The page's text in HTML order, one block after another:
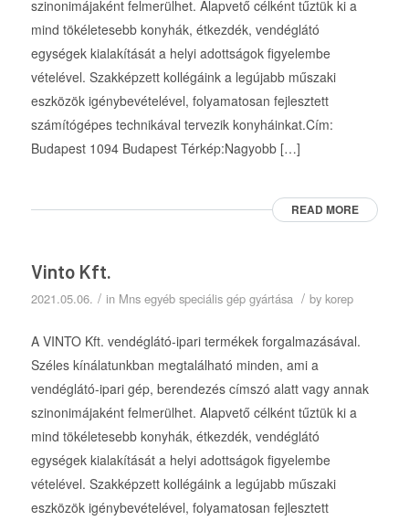
szinonimájaként felmerülhet. Alapvető célként tűztük ki a
mind tökéletesebb konyhák, étkezdék, vendéglátó
egységek kialakítását a helyi adottságok figyelembe
vételével. Szakképzett kollégáink a legújabb műszaki
eszközök igénybevételével, folyamatosan fejlesztett
számítógépes technikával tervezik konyháinkat.Cím:
Budapest 1094 Budapest Térkép:Nagyobb […]
READ MORE
Vinto Kft.
2021.05.06. / in Mns egyéb speciális gép gyártása / by korep
A VINTO Kft. vendéglátó-ipari termékek forgalmazásával.
Széles kínálatunkban megtalálható minden, ami a
vendéglátó-ipari gép, berendezés címszó alatt vagy annak
szinonimájaként felmerülhet. Alapvető célként tűztük ki a
mind tökéletesebb konyhák, étkezdék, vendéglátó
egységek kialakítását a helyi adottságok figyelembe
vételével. Szakképzett kollégáink a legújabb műszaki
eszközök igénybevételével, folyamatosan fejlesztett